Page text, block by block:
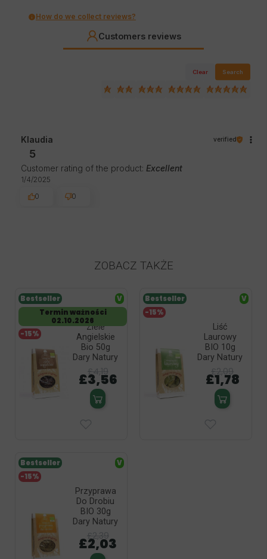
How do we collect reviews?
Customers reviews
Clear Search
Klaudia verified
5
Customer rating of the product: Excellent
1/4/2025
0
0
ZOBACZ TAKŻE
Ziele
Angielskie
Bio 50g
Dary Natury
£3,56
-15%
Bestseller
Termin ważności
02.10.2026
V
Liść
Laurowy
BIO 10g
Dary Natury
£1,78
-15%
Bestseller V
Przyprawa
Do Drobiu
BIO 30g
Dary Natury
£2,03
-15%
Bestseller V